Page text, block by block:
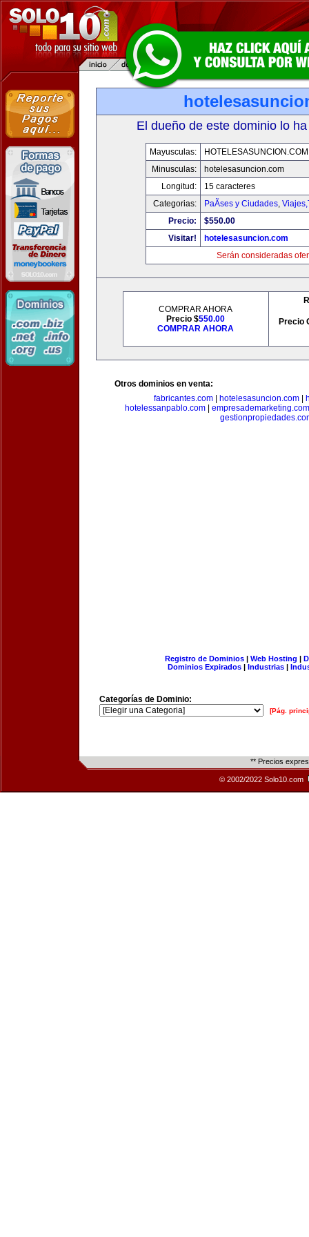
El dueño de este dominio lo
Mayusculas:
HOTELESASUNCION.COM
Minusculas:
hotelesasuncion.com
Longitud:
15 caracteres
Categorias:
PaÃ­ses y Ciudades,
Precio:
$550.00
Visitar!
hotelesasuncion.com
Serán consideradas
COMPRAR AHORA
Precio $550.00
COMPRAR AHORA
Precio
Otros dominios en venta:
fabricantes.com
hotelesasuncion.com
hotelessanpablo.com| empresademarketing.com
Registro de Dominios| Web Hosting |
Dominios Expirados | Industrias |
Categorías de Dominio:
[Pág.
** Precios
© 2002/2022 Solo10.com